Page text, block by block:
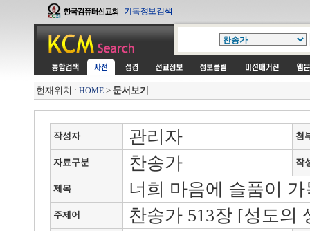
현재위치 : HOME > 문서보기
작성자 관리자 첨
자료구분 찬송가 작
제목 너희 마음에 슬품이
주제어 찬송가 513장 [성도의